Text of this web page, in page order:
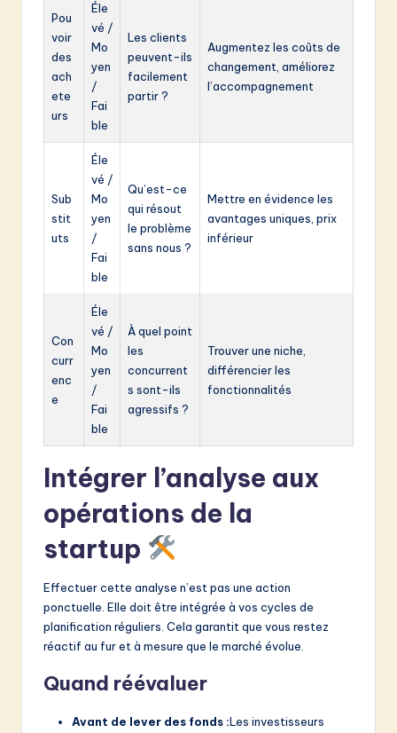
Pou
voir
des
ach
ete
urs
Éle
vé /
Mo
yen
/
Fai
ble
Les clients
peuvent-ils
facilement
partir ?
Augmentez les coûts de
changement, améliorez
l’accompagnement
Sub
stit
uts
Éle
vé /
Mo
yen
/
Fai
ble
Qu’est-ce
qui résout
le problème
sans nous ?
Mettre en évidence les
avantages uniques, prix
inférieur
Con
curr
enc
e
Éle
vé /
Mo
yen
/
Fai
ble
À quel point
les
concurrent
s sont-ils
agressifs ?
Trouver une niche,
différencier les
fonctionnalités
Intégrer l’analyse aux
opérations de la
startup
Effectuer cette analyse n’est pas une action
ponctuelle. Elle doit être intégrée à vos cycles de
planification réguliers. Cela garantit que vous restez
réactif au fur et à mesure que le marché évolue.
Quand réévaluer
Avant de lever des fonds :Les investisseurs